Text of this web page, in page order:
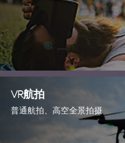
VR航拍
普通航拍、高空全景拍摄